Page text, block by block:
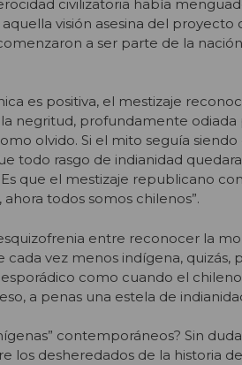
civilizatoria había
visión asesina del proyecto
a ser parte de la
es positiva, el mestizaje
negritud, profundamente odiada
olvido. Si el mito seguía
todo rasgo de indianidad
que el mestizaje republicano
todos somos chilenos”.
entre reconocer la
cada vez menos indígena, quizás,
como cuando el
a penas una estela de
contemporáneos? Sin
los desheredados de la historia